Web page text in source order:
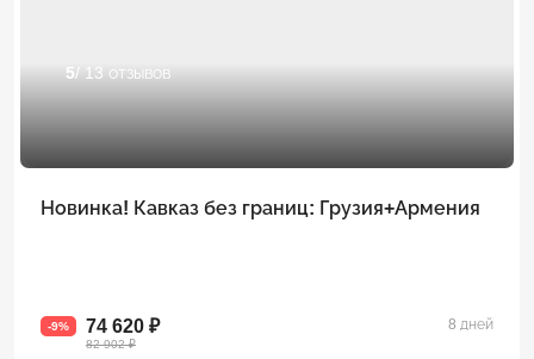
5/ 13 отзывов
Новинка! Кавказ без границ: Грузия+Армения
-9% 74 620 ₽
82 902 ₽
8 дней